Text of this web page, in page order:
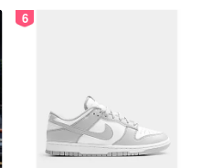
6